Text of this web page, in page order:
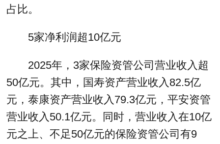
占比。
5家净利润超10亿元
2025年，3家保险资管公司营业收入超
50亿元。其中，国寿资产营业收入82.5亿
元，泰康资产营业收入79.3亿元，平安资管
营业收入50.1亿元。同时，营业收入在10亿
元之上、不足50亿元的保险资管公司有9